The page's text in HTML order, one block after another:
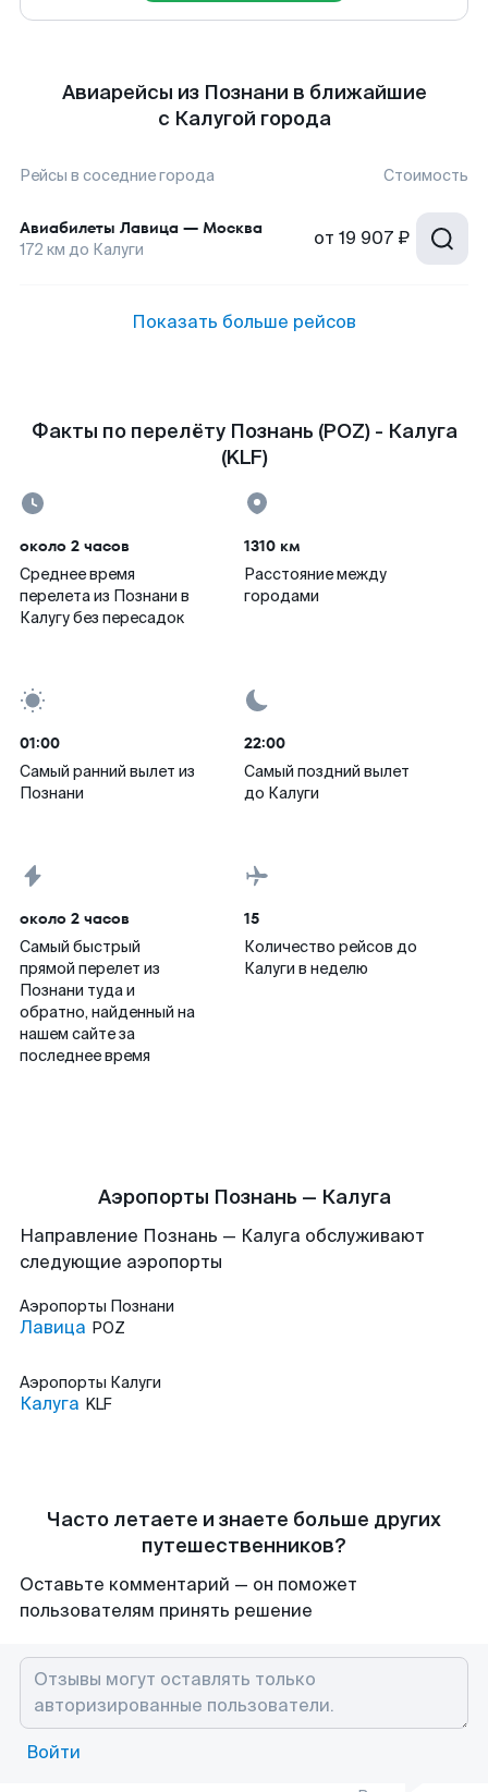
Авиарейсы из Познани в ближайшие
с Калугой города
Рейсы в соседние города Стоимость
Авиабилеты Лавица — Москва
172 км до Калуги от 19 907 ₽
Показать больше рейсов
Факты по перелёту Познань (POZ) - Калуга
(KLF)
около 2 часов
Среднее время
перелета из Познани в
Калугу без пересадок
1310 км
Расстояние между
городами
01:00
Самый ранний вылет из
Познани
22:00
Самый поздний вылет
до Калуги
около 2 часов
Самый быстрый
прямой перелет из
Познани туда и
обратно, найденный на
нашем сайте за
последнее время
15
Количество рейсов до
Калуги в неделю
Аэропорты Познань — Калуга
Направление Познань — Калуга обслуживают
следующие аэропорты
Аэропорты Познани
Лавица POZ
Аэропорты Калуги
Калуга KLF
Часто летаете и знаете больше других
путешественников?
Оставьте комментарий — он поможет
пользователям принять решение
Войти